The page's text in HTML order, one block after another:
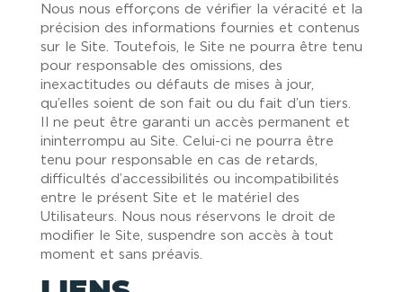
Nous nous efforçons de vérifier la véracité et la
précision des informations fournies et contenus
sur le Site. Toutefois, le Site ne pourra être tenu
pour responsable des omissions, des
inexactitudes ou défauts de mises à jour,
qu’elles soient de son fait ou du fait d’un tiers.
Il ne peut être garanti un accès permanent et
ininterrompu au Site. Celui-ci ne pourra être
tenu pour responsable en cas de retards,
difficultés d’accessibilités ou incompatibilités
entre le présent Site et le matériel des
Utilisateurs. Nous nous réservons le droit de
modifier le Site, suspendre son accès à tout
moment et sans préavis.